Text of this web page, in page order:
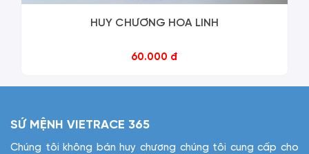
HUY CHƯƠNG HOA LINH
60.000 đ
SỨ MỆNH VIETRACE 365
Chúng tôi không bán huy chương chúng tôi cung cấp cho